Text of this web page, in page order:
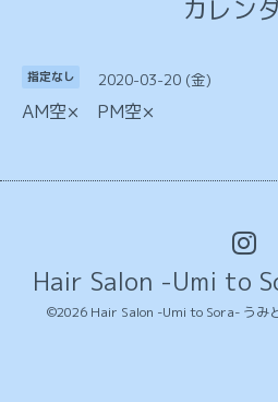
カレン
指定なし 2020-03-20 (金)
AM空× PM空×
Hair Salon -Umi to
©2026 Hair Salon -Umi to Sora- うみ